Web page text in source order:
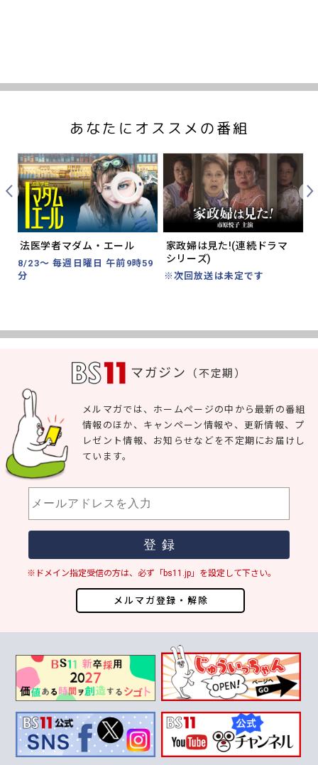
あなたにオススメの番組
法医学者マダム・エール
8/23～ 毎週日曜日 午前9時59
分
家政婦は見た!(連続ドラマ
シリーズ)
※次回放送は未定です
Prev
マガジン （不定期）
メルマガ登録・解除
メルマガでは、ホームページの中から最新の番組
情報のほか、キャンペーン情報や、更新情報、プ
レゼント情報、お知らせなどを不定期にお届けし
ています。
※ドメイン指定受信の方は、必ず「bs11.jp」を設定して下さい。